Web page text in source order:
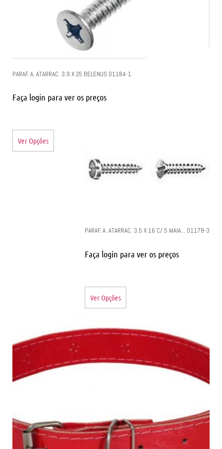
PARAF. A. ATARRAC. 3.9 X 25 BELENUS 01184-1
Faça login para ver os preços
Ver Opções
PARAF. A. ATARRAC. 3.5 X 16 C/ 5 MAIA… 01178-3
Faça login para ver os preços
Ver Opções